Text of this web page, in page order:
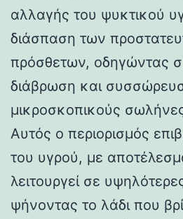
αλλαγής του ψυκτικού
διάσπαση των
πρόσθετων, οδηγώντας
διάβρωση και
μικροσκοπικούς
Αυτός ο περιορισμός
του υγρού, με
λειτουργεί σε
ψήνοντας το λάδι που